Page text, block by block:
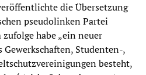
die Übersetzung
pseudolinken Partei
habe „ein neuer
Gewerkschaften, Studenten-,
besteht,